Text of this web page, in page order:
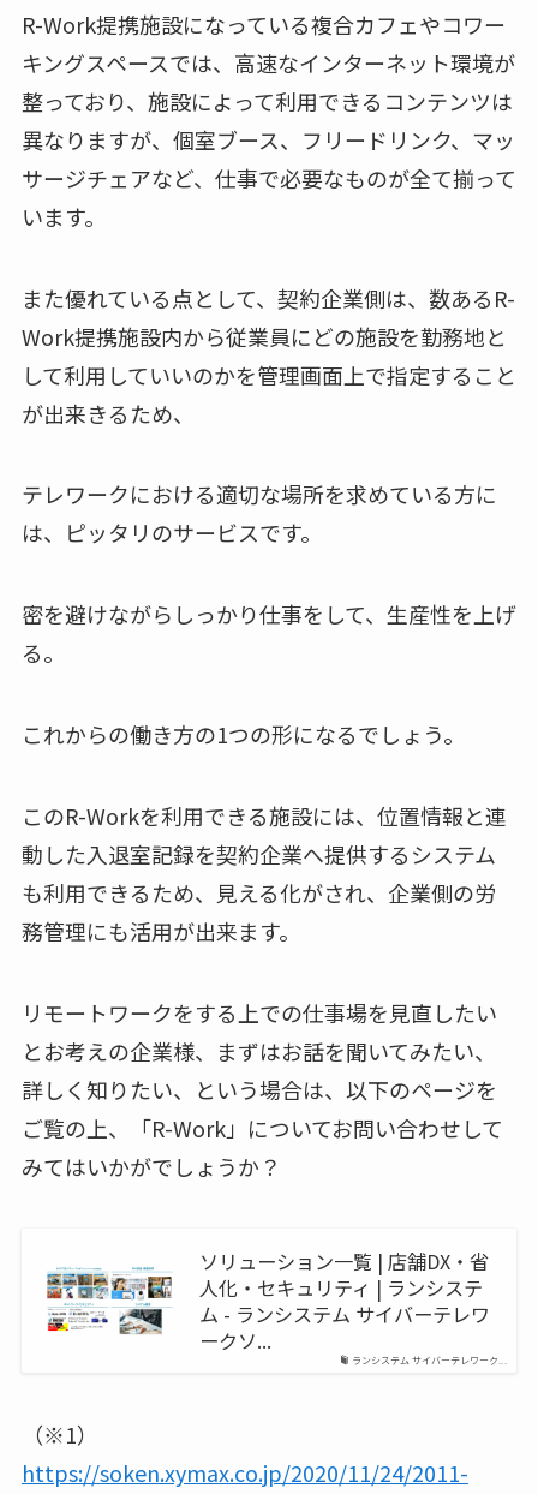
R-Work提携施設になっている複合カフェやコワー
キングスペースでは、高速なインターネット環境が
整っており、施設によって利用できるコンテンツは
異なりますが、個室ブース、フリードリンク、マッ
サージチェアなど、仕事で必要なものが全て揃って
います。
また優れている点として、契約企業側は、数あるR-
Work提携施設内から従業員にどの施設を勤務地と
して利用していいのかを管理画面上で指定すること
が出来きるため、
テレワークにおける適切な場所を求めている方に
は、ピッタリのサービスです。
密を避けながらしっかり仕事をして、生産性を上げ
る。
これからの働き方の1つの形になるでしょう。
このR-Workを利用できる施設には、位置情報と連
動した入退室記録を契約企業へ提供するシステム
も利用できるため、見える化がされ、企業側の労
務管理にも活用が出来ます。
リモートワークをする上での仕事場を見直したい
とお考えの企業様、まずはお話を聞いてみたい、
詳しく知りたい、という場合は、以下のページを
ご覧の上、「R-Work」についてお問い合わせして
みてはいかがでしょうか？
ランシステム サイバーテレワーク...
ソリューション一覧 | 店舗DX・省
人化・セキュリティ | ランシステ
ム - ランシステム サイバーテレワ
ークソ...
（※1）
https://soken.xymax.co.jp/2020/11/24/2011-